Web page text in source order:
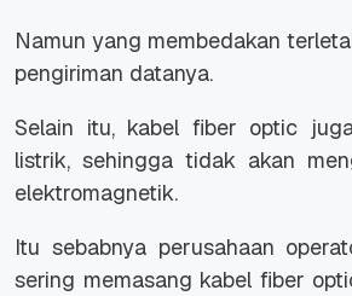
Namun yang membedakan
pengiriman datanya.
Selain itu, kabel fiber optic
listrik, sehingga tidak akan
elektromagnetik.
Itu sebabnya perusahaan
sering memasang kabel fiber